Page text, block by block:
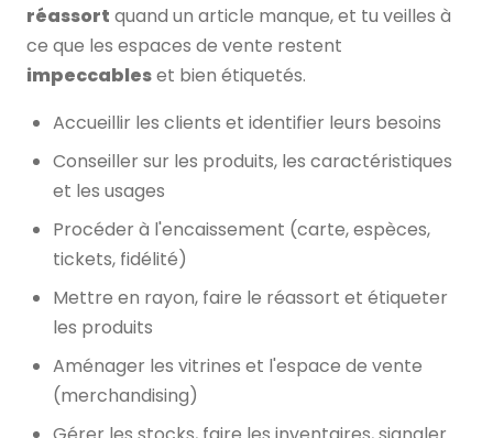
réassort quand un article manque, et tu veilles à
ce que les espaces de vente restent
impeccableset bien étiquetés.
Accueillir les clients et identifier leurs besoins
Conseiller sur les produits, les caractéristiques
et les usages
Procéder à l'encaissement (carte, espèces,
tickets, fidélité)
Mettre en rayon, faire le réassort et étiqueter
les produits
Aménager les vitrines et l'espace de vente
(merchandising)